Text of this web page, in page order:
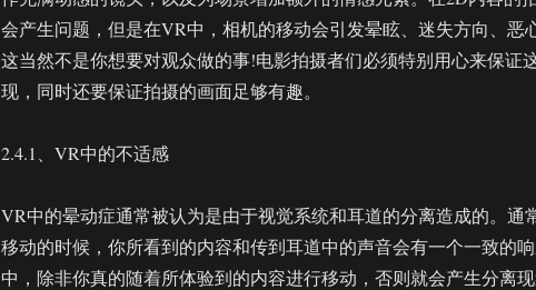
会产生问题，但是在VR中，相机的移动会引发晕眩、迷失方向、恶
这当然不是你想要对观众做的事!电影拍摄者们必须特别用心来保证
现，同时还要保证拍摄的画面足够有趣。
2.4.1、VR中的不适感
VR中的晕动症通常被认为是由于视觉系统和耳道的分离造成的。通
移动的时候，你所看到的内容和传到耳道中的声音会有一个一致的
中，除非你真的随着所体验到的内容进行移动，否则就会产生分离